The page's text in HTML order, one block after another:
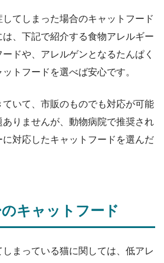
てしまった場合のキャットフード
、下記で紹介する食物アレルギー
ドや、アレルゲンとなるたんぱく
トフードを選べば安心です。
いて、市販のものでも対応が可能
りませんが、動物病院で推奨され
対応したキャットフードを選んだ
キャットフード
まっている猫に関しては、低アレ